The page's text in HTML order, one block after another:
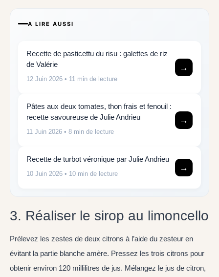
A LIRE AUSSI
Recette de pasticettu du risu : galettes de riz
de Valérie
12 Juin 2026 • 11 min de lecture
→
Pâtes aux deux tomates, thon frais et fenouil :
recette savoureuse de Julie Andrieu
11 Juin 2026 • 8 min de lecture
→
Recette de turbot véronique par Julie Andrieu
10 Juin 2026 • 10 min de lecture
→
3. Réaliser le sirop au limoncello
Prélevez les zestes de deux citrons à l’aide du zesteur en
évitant la partie blanche amère. Pressez les trois citrons pour
obtenir environ 120 millilitres de jus. Mélangez le jus de citron,